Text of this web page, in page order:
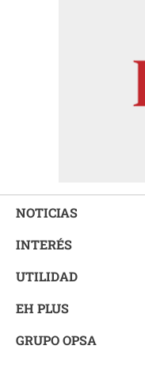
NOTICIAS
INTERÉS
UTILIDAD
EH PLUS
GRUPO OPSA